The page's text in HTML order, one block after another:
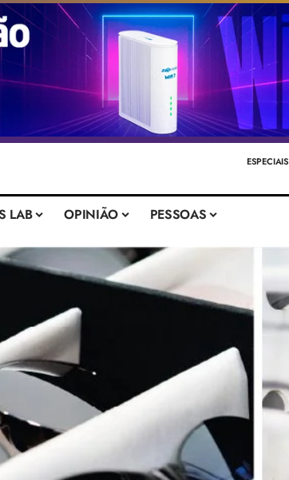
ESPECIAIS
LAB OPINIÃO PESSOAS